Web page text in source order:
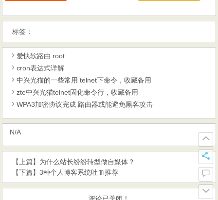
标签：
爱快软路由 root
cron表达式详解
中兴光猫的一些常用 telnet下命令，收藏备用
zte中兴光猫telnet固化命令行，收藏备用
WPA3加密协议完成 路由器或能避免黑客攻击
N/A
【上篇】 为什么站长纷纷转型做自媒体？
【下篇】3种个人博客系统吐血推荐